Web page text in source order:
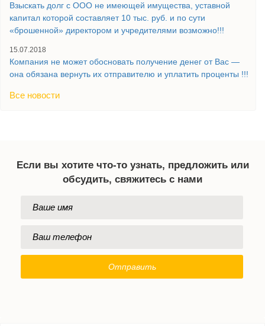
Взыскать долг с ООО не имеющей имущества, уставной
капитал которой составляет 10 тыс. руб. и по сути
«брошенной» директором и учредителями возможно!!!
15.07.2018
Компания не может обосновать получение денег от Вас —
она обязана вернуть их отправителю и уплатить проценты !!!
Все новости
Если вы хотите что-то узнать, предложить или
обсудить, свяжитесь с нами